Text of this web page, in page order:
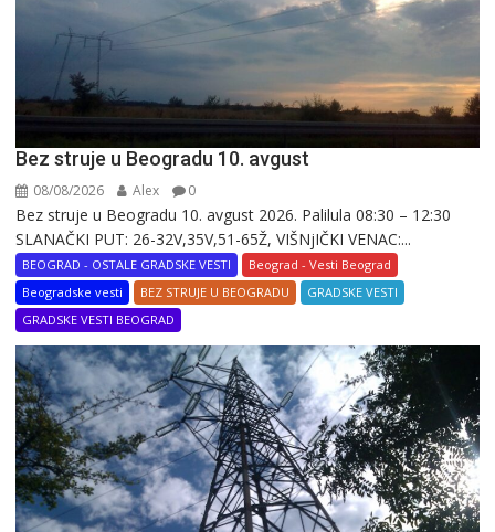
Bez struje u Beogradu 10. avgust
08/08/2026 Alex 0
Bez struje u Beogradu 10. avgust 2026. Palilula 08:30 – 12:30
SLANAČKI PUT: 26-32V,35V,51-65Ž, VIŠNjIČKI VENAC:...
BEOGRAD - OSTALE GRADSKE VESTI
Beograd - Vesti Beograd
Beogradske vesti
BEZ STRUJE U BEOGRADU
GRADSKE VESTI
GRADSKE VESTI BEOGRAD